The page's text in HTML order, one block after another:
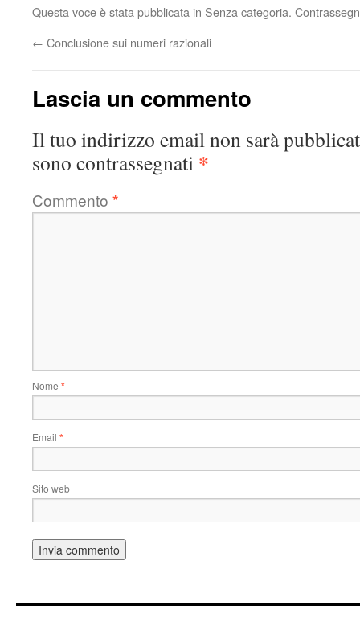
Questa voce è stata pubblicata in Senza categoria.
← Conclusione sui numeri razionali
Lascia un commento
Il tuo indirizzo email non sarà
sono contrassegnati *
Commento *
Nome *
Email *
Sito web